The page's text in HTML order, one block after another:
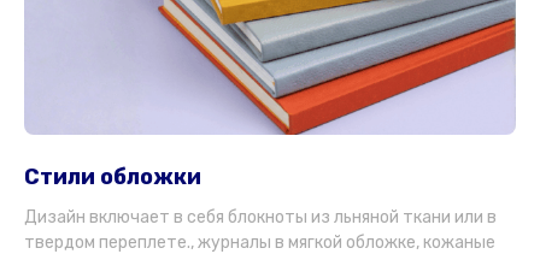
Стили обложки
Дизайн включает в себя блокноты из льняной ткани или в
твердом переплете., журналы в мягкой обложке, кожаные